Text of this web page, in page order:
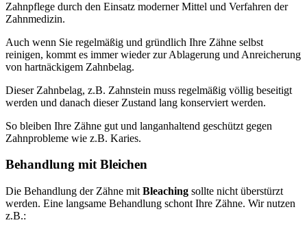
Zahnpflege durch den Einsatz moderner Mittel und Verfahren der
Zahnmedizin.
Auch wenn Sie regelmäßig und gründlich Ihre Zähne selbst
reinigen, kommt es immer wieder zur Ablagerung und Anreicherung
von hartnäckigem Zahnbelag.
Dieser Zahnbelag, z.B. Zahnstein muss regelmäßig völlig beseitigt
werden und danach dieser Zustand lang konserviert werden.
So bleiben Ihre Zähne gut und langanhaltend geschützt gegen
Zahnprobleme wie z.B. Karies.
Behandlung mit Bleichen
Die Behandlung der Zähne mit Bleaching sollte nicht überstürzt
werden. Eine langsame Behandlung schont Ihre Zähne. Wir nutzen
z.B.: